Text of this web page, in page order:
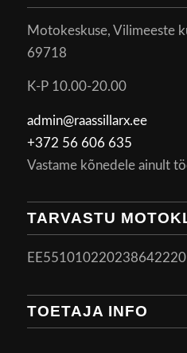
Motokeskuse, Vilimeeste
69718
K-P 10.00-20.00
admin@raassillarx.ee
+372 56 606 635
Vastame kõnedele ainult
TARVASTU
EE551010220238642220
TOETAJA INFO